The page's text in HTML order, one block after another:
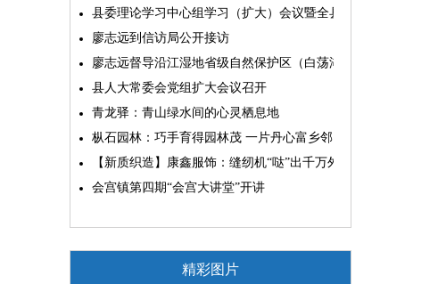
县委理论学习中心组学习（扩大）会议暨全县“两为”能力素质
廖志远到信访局公开接访
廖志远督导沿江湿地省级自然保护区（白荡湖片区）问题整改
县人大常委会党组扩大会议召开
青龙驿：青山绿水间的心灵栖息地
枞石园林：巧手育得园林茂 一片丹心富乡邻
【新质织造】康鑫服饰：缝纫机“哒”出千万外贸大生意
会宫镇第四期“会宫大讲堂”开讲
精彩图片